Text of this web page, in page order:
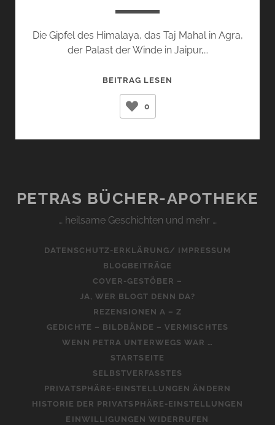
Die Gipfel des Himalaya, das Taj Mahal in Agra,
der Palast der Winde in Jaipur,…
BEITRAG LESEN
0
PETRAS BÜCHER-APOTHEKE
… heilsame Geschichten und mehr …
DATENSCHUTZ-ERKLÄRUNG/ IMPRESSUM
BLOGBEITRÄGE
COVER-GESTÖBER –
JA, WER BLOGT DENN DA?
REZENSIONEN A – Z
GEDICHTE – BILDBÄNDE – VERMISCHTES
WENN PETRA UNTERWEGS WAR …
STARTSEITE
SELBSTVERFASSTES
PRIVATSPHÄRE-EINSTELLUNGEN ÄNDERN
HISTORIE DER PRIVATSPHÄRE-EINSTELLUNGEN
EINWILLIGUNGEN WIDERRUFEN